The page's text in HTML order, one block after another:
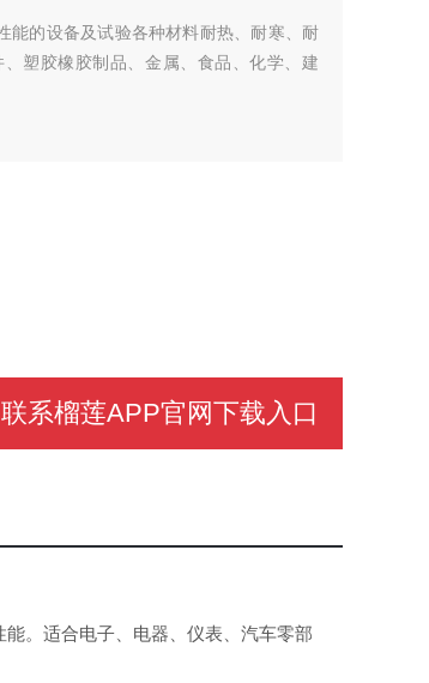
能的设备及试验各种材料耐热、耐寒、耐
塑胶橡胶制品、金属、食品、化学、建
联系榴莲APP官网下载入口
。适合电子、电器、仪表、汽车零部